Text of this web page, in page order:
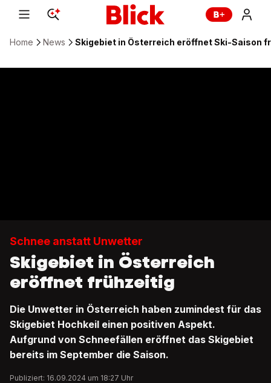
Home News Skigebiet in Österreich eröffnet Ski-Saison
Schnee anstatt Unwetter
Skigebiet in Österreich
eröffnet frühzeitig
Die Unwetter in Österreich haben zumindest für das
Skigebiet Hochkeil einen positiven Aspekt.
Aufgrund von Schneefällen eröffnet das Skigebiet
bereits im September die Saison.
Publiziert: 16.09.2024 um 18:27 Uhr